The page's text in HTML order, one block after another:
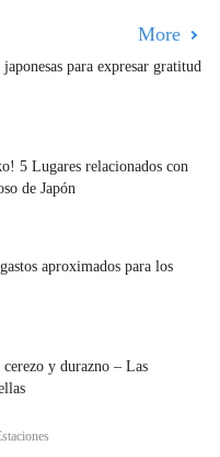
More
japonesas para expresar gratitud
5 Lugares relacionados con
de Japón
aproximados para los
y durazno – Las